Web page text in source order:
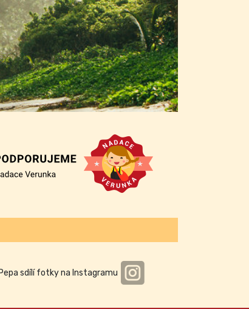
Pepa sdílí fotky na Instagramu